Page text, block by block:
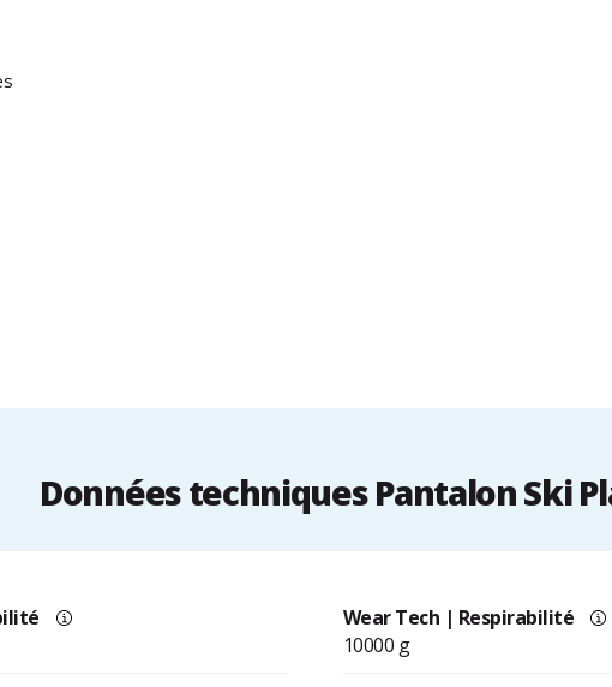
Données techniques Pantalon Ski
Wear Tech | Respirabilité
10000 g